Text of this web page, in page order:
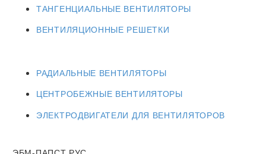
ТАНГЕНЦИАЛЬНЫЕ ВЕНТИЛЯТОРЫ
ВЕНТИЛЯЦИОННЫЕ РЕШЕТКИ
РАДИАЛЬНЫЕ ВЕНТИЛЯТОРЫ
ЦЕНТРОБЕЖНЫЕ ВЕНТИЛЯТОРЫ
ЭЛЕКТРОДВИГАТЕЛИ ДЛЯ ВЕНТИЛЯТОРОВ